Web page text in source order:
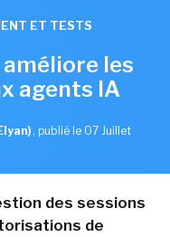
ET TESTS
les
agents IA
, publié le 07 Juillet
des sessions
de